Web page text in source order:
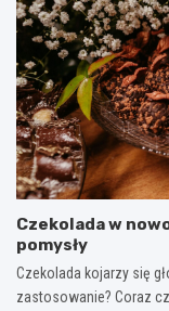
Czekolada w
pomysły
Czekolada kojarzy się
zastosowanie? Coraz